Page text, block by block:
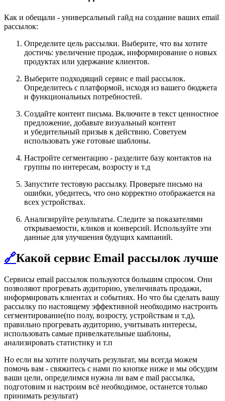
Как и обещали - универсальный гайд на создание ваших email
рассылок:
Определите цель рассылки. Выберите, что вы хотите
достичь: увеличение продаж, информирование о новых
продуктах или удержание клиентов.
Выберите подходящий сервис e mail рассылок.
Определитесь с платформой, исходя из вашего бюджета
и функциональных потребностей.
Создайте контент письма. Включите в текст ценностное
предложение, добавьте визуальный контент
и убедительный призыв к действию. Советуем
использовать уже готовые шаблоны.
Настройте сегментацию - разделите базу контактов на
группы по интересам, возросту и т.д
Запустите тестовую рассылку. Проверьте письмо на
ошибки, убедитесь, что оно корректно отображается на
всех устройствах.
Анализируйте результаты. Следите за показателями
открываемости, кликов и конверсий. Используйте эти
данные для улучшения будущих кампаний.
🔗Какой сервис Email рассылок лучше
Сервисы email рассылок пользуются большим спросом. Они
позволяют прогревать аудиторию, увеличивать продажи,
информировать клиентах и событиях. Но что бы сделать вашу
рассылку по настоящему эффективной необходимо настроить
сегментирование(по полу, возросту, устройствам и т.д),
правильно прогревать аудиторию, учитывать интересы,
использовать самые привелкательные шаблоны,
анализировать статистику и т.п
Но если вы хотите получать результат, мы всегда можем
помочь вам - свяжитесь с нами по кнопке ниже и мы обсудим
ваши цели, определимся нужна ли вам e mail рассылка,
подготовим и настроим всё необходимое, останется только
принимать результат)